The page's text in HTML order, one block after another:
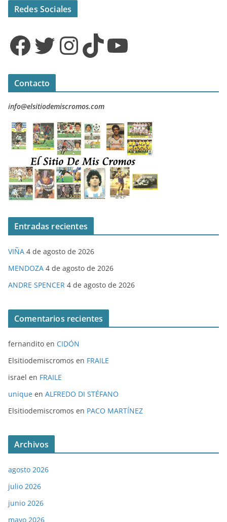
Redes Sociales
Facebook Twitter InstagramTikTok YouTube
Contacto
info@elsitiodemiscromos.com
Entradas recientes
VIÑA 4 de agosto de 2026
MENDOZA 4 de agosto de 2026
ANDRE SPENCER 4 de agosto de 2026
Comentarios recientes
fernandito en CIDÓN
Elsitiodemiscromos en FRAILE
israel en FRAILE
unique en ALFREDO DI STÉFANO
Elsitiodemiscromos en PACO MARTÍNEZ
Archivos
agosto 2026
julio 2026
junio 2026
mayo 2026